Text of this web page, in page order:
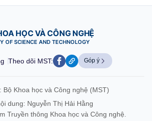
HỌC VÀ CÔNG NGHỆ
OF SCIENCE AND TECHNOLOGY
Theo dõi MST: Góp ý
Bộ Khoa học và Công nghệ (MST)
dung: Nguyễn Thị Hải Hằng
Truyền thông Khoa học và Công nghệ.